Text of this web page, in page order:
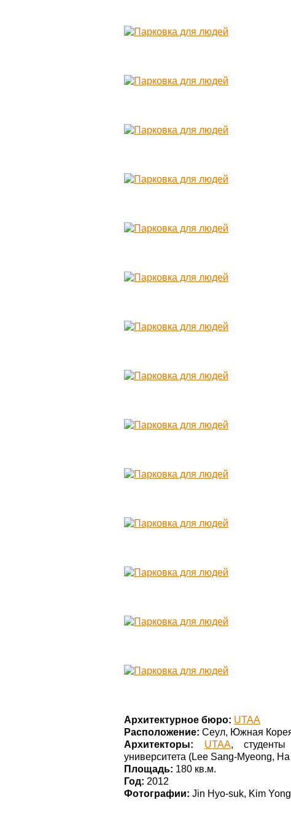
Архитектурное бюро: UTAA
Расположение: Сеул, Южная
Архитекторы:
UTAA, студенты
университета (Lee Sang-Myeong,
Площадь: 180 кв.м.
Год: 2012
Фотографии: Jin Hyo-suk, Kim